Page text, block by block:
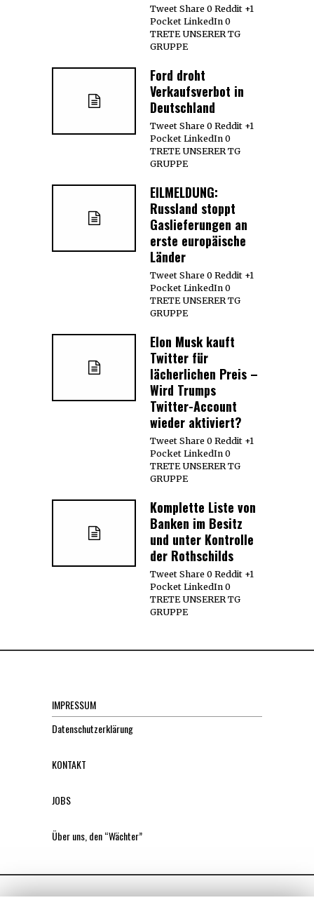
Tweet Share 0 Reddit +1
Pocket LinkedIn 0
TRETE UNSERER TG
GRUPPE
Ford droht
Verkaufsverbot in
Deutschland
Tweet Share 0 Reddit +1
Pocket LinkedIn 0
TRETE UNSERER TG
GRUPPE
EILMELDUNG:
Russland stoppt
Gaslieferungen an
erste europäische
Länder
Tweet Share 0 Reddit +1
Pocket LinkedIn 0
TRETE UNSERER TG
GRUPPE
Elon Musk kauft
Twitter für
lächerlichen Preis –
Wird Trumps
Twitter-Account
wieder aktiviert?
Tweet Share 0 Reddit +1
Pocket LinkedIn 0
TRETE UNSERER TG
GRUPPE
Komplette Liste von
Banken im Besitz
und unter Kontrolle
der Rothschilds
Tweet Share 0 Reddit +1
Pocket LinkedIn 0
TRETE UNSERER TG
GRUPPE
IMPRESSUM
Datenschutzerklärung
KONTAKT
JOBS
Über uns, den “Wächter”